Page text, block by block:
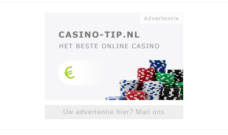
Uw advertentie hier? Mail ons